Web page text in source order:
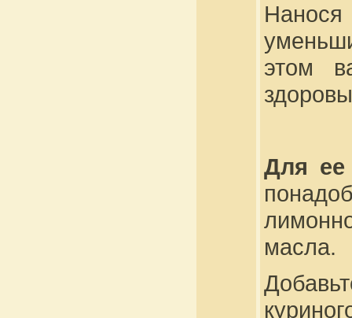
этом
Для ее
масла.